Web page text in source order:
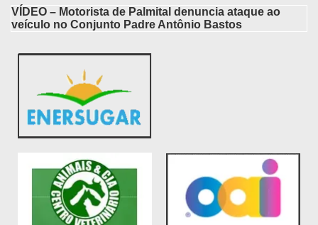
VÍDEO – Motorista de Palmital denuncia ataque ao
veículo no Conjunto Padre Antônio Bastos